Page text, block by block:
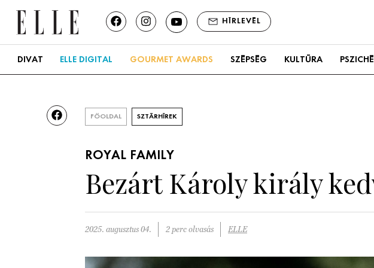
HÍRLEVÉL
DIVAT ELLE DIGITAL GOURMET AWARDS SZÉPSÉG KULTÚRA PSZICHÉ
FŐOLDAL SZTÁRHÍREK
ROYAL FAMILY
Bezárt Károly király
2025. augusztus 04. 2 perc olvasás ELLE